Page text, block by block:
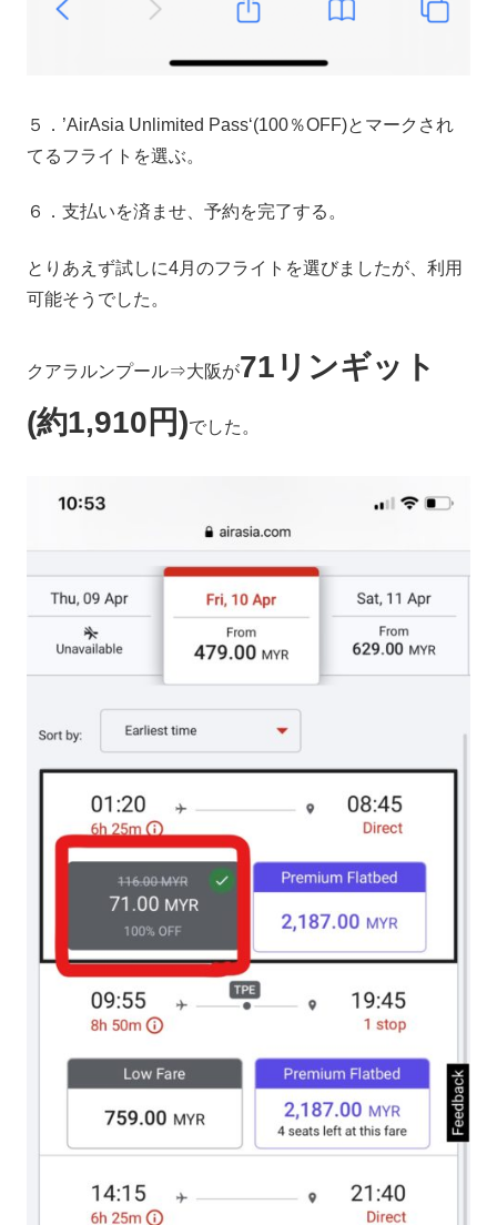
５．’AirAsia Unlimited Pass‘(100％OFF)とマークされ
てるフライトを選ぶ。
６．支払いを済ませ、予約を完了する。
とりあえず試しに4月のフライトを選びましたが、利用
可能そうでした。
クアラルンプール⇒大阪が71リンギット
(約1,910円)でした。